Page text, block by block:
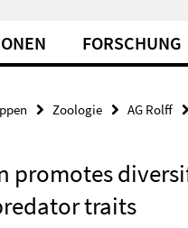
FORSCHUNG
Zoologie AG Rolff
promotes
traits